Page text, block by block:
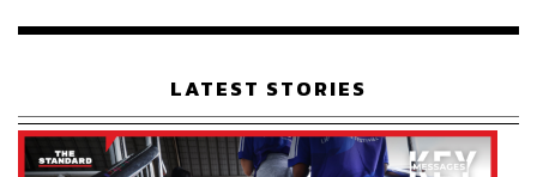
เรือนไทยที่ถูกซุกไว้
LATEST STORIES